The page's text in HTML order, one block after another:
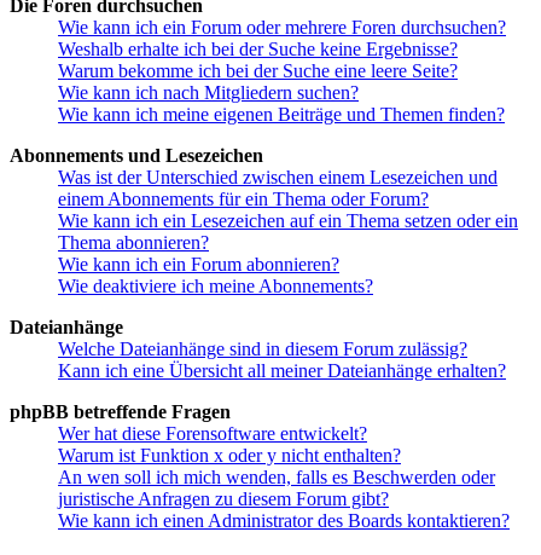
Die Foren durchsuchen
Wie kann ich ein Forum oder mehrere Foren durchsuchen?
Weshalb erhalte ich bei der Suche keine Ergebnisse?
Warum bekomme ich bei der Suche eine leere Seite?
Wie kann ich nach Mitgliedern suchen?
Wie kann ich meine eigenen Beiträge und Themen finden?
Abonnements und Lesezeichen
Was ist der Unterschied zwischen einem Lesezeichen und
einem Abonnements für ein Thema oder Forum?
Wie kann ich ein Lesezeichen auf ein Thema setzen oder ein
Thema abonnieren?
Wie kann ich ein Forum abonnieren?
Wie deaktiviere ich meine Abonnements?
Dateianhänge
Welche Dateianhänge sind in diesem Forum zulässig?
Kann ich eine Übersicht all meiner Dateianhänge erhalten?
phpBB betreffende Fragen
Wer hat diese Forensoftware entwickelt?
Warum ist Funktion x oder y nicht enthalten?
An wen soll ich mich wenden, falls es Beschwerden oder
juristische Anfragen zu diesem Forum gibt?
Wie kann ich einen Administrator des Boards kontaktieren?